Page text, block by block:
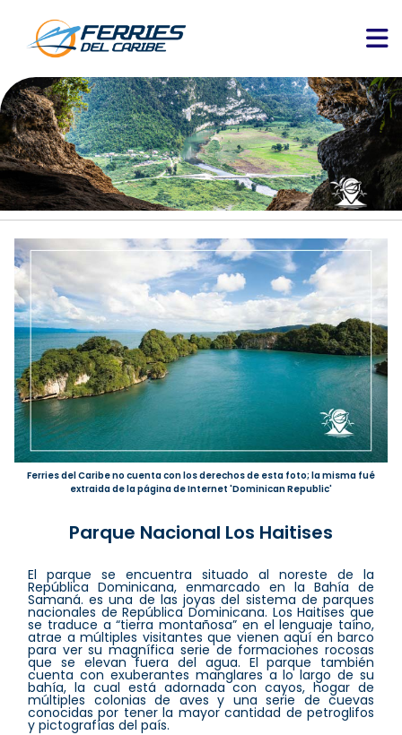
Ferries del Caribe no cuenta con los derechos de esta foto; la misma fué
extraida de la página de Internet 'Dominican Republic'
Parque Nacional Los Haitises
El parque se encuentra situado al noreste de la
República Dominicana, enmarcado en la Bahía de
Samaná. es una de las joyas del sistema de parques
nacionales de República Dominicana. Los Haitises que
se traduce a “tierra montañosa” en el lenguaje taíno,
atrae a múltiples visitantes que vienen aquí en barco
para ver su magnífica serie de formaciones rocosas
que se elevan fuera del agua. El parque también
cuenta con exuberantes manglares a lo largo de su
bahía, la cual está adornada con cayos, hogar de
múltiples colonias de aves y una serie de cuevas
conocidas por tener la mayor cantidad de petroglifos
y pictografías del país.